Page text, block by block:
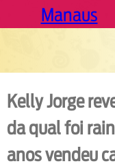
Manaus
Kelly Jorge
da qual foi
anos vendeu